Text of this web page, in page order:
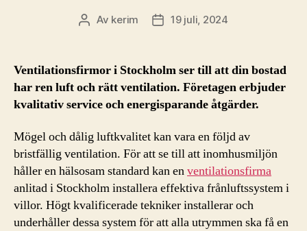
Inläggsförfattare
Av kerim Inläggsdatum
19 juli, 2024
Ventilationsfirmor i Stockholm ser till att din bostad
har ren luft och rätt ventilation. Företagen erbjuder
kvalitativ service och energisparande åtgärder.
Mögel och dålig luftkvalitet kan vara en följd av
bristfällig ventilation. För att se till att inomhusmiljön
håller en hälsosam standard kan enventilationsfirma
anlitad i Stockholm installera effektiva frånluftssystem i
villor. Högt kvalificerade tekniker installerar och
underhåller dessa system för att alla utrymmen ska få en